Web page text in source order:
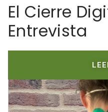
El Cierre
Entrevista